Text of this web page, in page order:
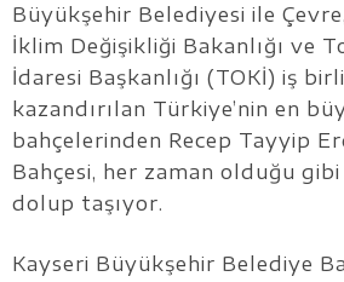
Büyükşehir Belediyesi ile
İklim Değişikliği Bakanlığı ve
İdaresi Başkanlığı (TOKİ) iş
kazandırılan Türkiye’nin en
bahçelerinden Recep Tayyip
Bahçesi, her zaman olduğu
dolup taşıyor.
Kayseri Büyükşehir Belediye